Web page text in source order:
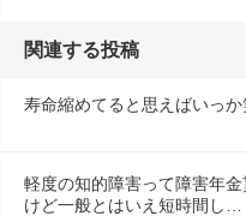
関連する投稿
寿命縮めてると思えばいっか
軽度の知的障害って障害年
けど一般とはいえ短時間し…